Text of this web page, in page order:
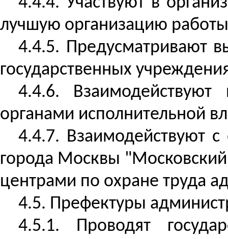
лучшую организацию
4.4.5. Предусматривают
государственных
4.4.6.
органами исполнительной
4.4.7. Взаимодействуют
города Москвы
центрами по охране труда
4.5. Префектуры
4.5.1. Проводят